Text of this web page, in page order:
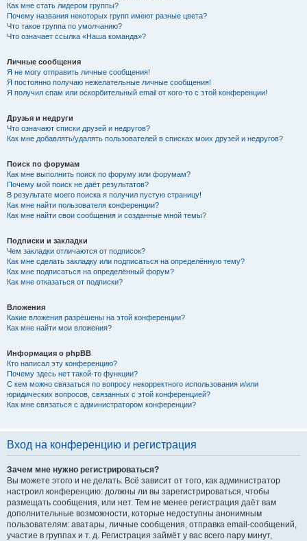
Как мне стать лидером группы?
Почему названия некоторых групп имеют разные цвета?
Что такое группа по умолчанию?
Что означает ссылка «Наша команда»?
Личные сообщения
Я не могу отправить личные сообщения!
Я постоянно получаю нежелательные личные сообщения!
Я получил спам или оскорбительный email от кого-то с этой конференции!
Друзья и недруги
Что означают списки друзей и недругов?
Как мне добавлять/удалять пользователей в списках моих друзей и недругов?
Поиск по форумам
Как мне выполнить поиск по форуму или форумам?
Почему мой поиск не даёт результатов?
В результате моего поиска я получил пустую страницу!
Как мне найти пользователя конференции?
Как мне найти свои сообщения и созданные мной темы?
Подписки и закладки
Чем закладки отличаются от подписок?
Как мне сделать закладку или подписаться на определённую тему?
Как мне подписаться на определённый форум?
Как мне отказаться от подписки?
Вложения
Какие вложения разрешены на этой конференции?
Как мне найти мои вложения?
Информация о phpBB
Кто написал эту конференцию?
Почему здесь нет такой-то функции?
С кем можно связаться по вопросу некорректного использования и/или
юридических вопросов, связанных с этой конференцией?
Как мне связаться с администратором конференции?
Вход на конференцию и регистрация
Зачем мне нужно регистрироваться?
Вы можете этого и не делать. Всё зависит от того, как администратор
настроил конференцию: должны ли вы зарегистрироваться, чтобы
размещать сообщения, или нет. Тем не менее регистрация даёт вам
дополнительные возможности, которые недоступны анонимным
пользователям: аватары, личные сообщения, отправка email-сообщений,
участие в группах и т. д. Регистрация займёт у вас всего пару минут,